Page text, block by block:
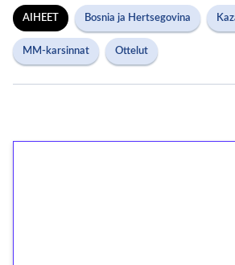
AIHEET Bosnia ja Hertsegovina
MM-karsinnat Ottelut